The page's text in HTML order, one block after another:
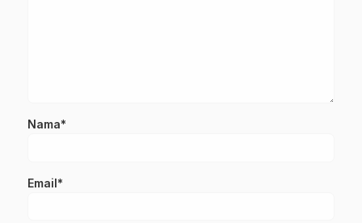
Nama*
Email*